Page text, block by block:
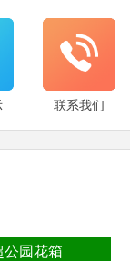
联系我们
公园花箱